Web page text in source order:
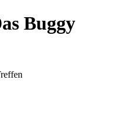
Buggy